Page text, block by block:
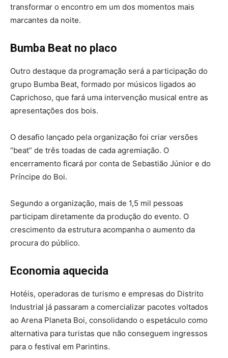
transformar o encontro em um dos momentos mais
marcantes da noite.
Bumba Beat no placo
Outro destaque da programação será a participação do
grupo Bumba Beat, formado por músicos ligados ao
Caprichoso, que fará uma intervenção musical entre as
apresentações dos bois.
O desafio lançado pela organização foi criar versões
“beat” de três toadas de cada agremiação. O
encerramento ficará por conta de Sebastião Júnior e do
Príncipe do Boi.
Segundo a organização, mais de 1,5 mil pessoas
participam diretamente da produção do evento. O
crescimento da estrutura acompanha o aumento da
procura do público.
Economia aquecida
Hotéis, operadoras de turismo e empresas do Distrito
Industrial já passaram a comercializar pacotes voltados
ao Arena Planeta Boi, consolidando o espetáculo como
alternativa para turistas que não conseguem ingressos
para o festival em Parintins.